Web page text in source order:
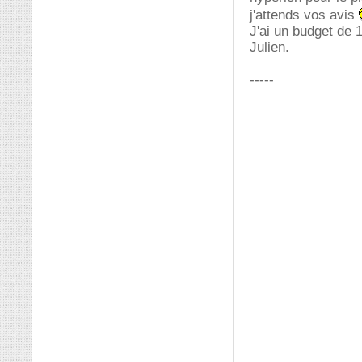
j'attends vos avis
J'ai un budget de
Julien.
-----